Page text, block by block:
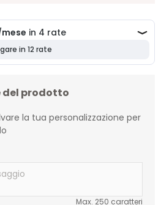
del prodotto
la tua personalizzazione per
Max. 250 caratteri